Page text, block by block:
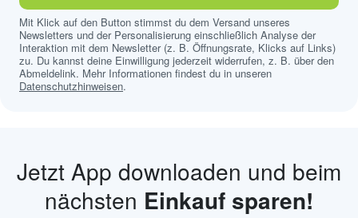
Mit Klick auf den Button stimmst du dem Versand unseres
Newsletters und der Personalisierung einschließlich Analyse der
Interaktion mit dem Newsletter (z. B. Öffnungsrate, Klicks auf Links)
zu. Du kannst deine Einwilligung jederzeit widerrufen, z. B. über den
Abmeldelink. Mehr Informationen findest du in unseren
Datenschutzhinweisen.
Jetzt App downloaden und beim
nächsten Einkauf sparen!